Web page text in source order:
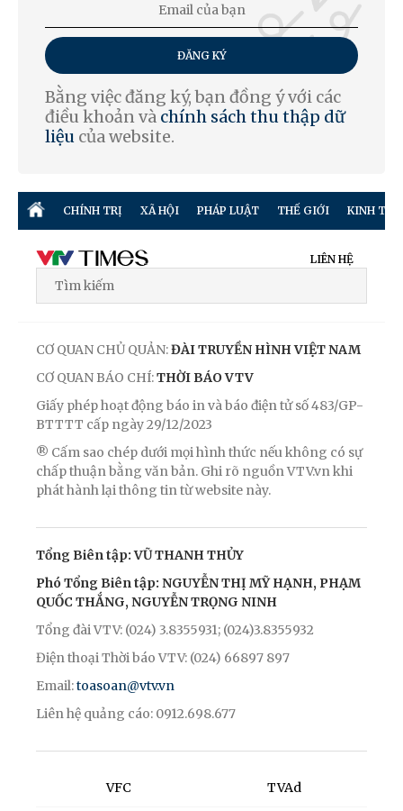
ĐĂNG KÝ
Bằng việc đăng ký, bạn đồng ý với các
điều khoản và chính sách thu thập dữ
liệu của website.
CHÍNH TRỊ XÃ HỘI PHÁP LUẬT THẾ GIỚI KINH TẾ
LIÊN HỆ
CƠ QUAN CHỦ QUẢN:ĐÀI TRUYỀN HÌNH VIỆT NAM
CƠ QUAN BÁO CHÍ:THỜI BÁO VTV
Giấy phép hoạt động báo in và báo điện tử số 483/GP-
BTTTT cấp ngày 29/12/2023
® Cấm sao chép dưới mọi hình thức nếu không có sự
chấp thuận bằng văn bản. Ghi rõ nguồn VTV.vn khi
phát hành lại thông tin từ website này.
Tổng Biên tập: VŨ THANH THỦY
Phó Tổng Biên tập: NGUYỄN THỊ MỸ HẠNH, PHẠM
QUỐC THẮNG, NGUYỄN TRỌNG NINH
Tổng đài VTV: (024) 3.8355931; (024)3.8355932
Điện thoại Thời báo VTV: (024) 66897 897
Email:toasoan@vtv.vn
Liên hệ quảng cáo: 0912.698.677
VFC TVAd